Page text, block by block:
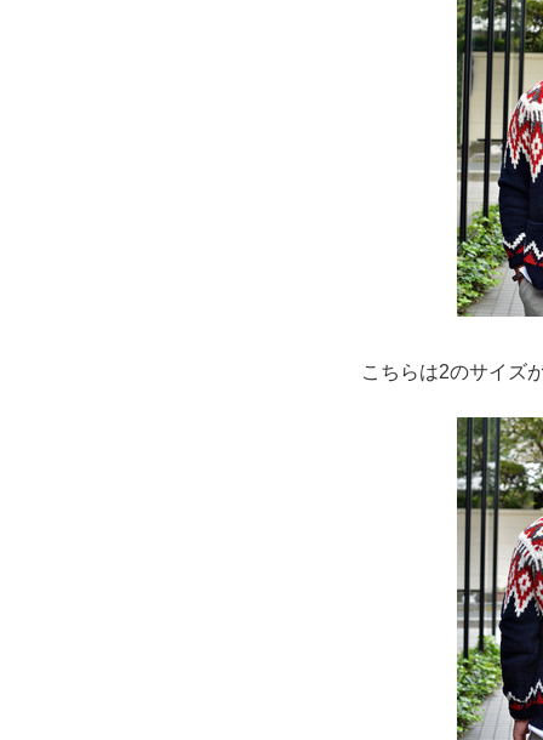
こちらは2のサイズ